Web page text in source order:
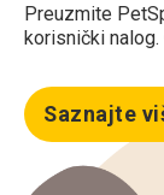
Preuzmite
korisnički
Saznajte